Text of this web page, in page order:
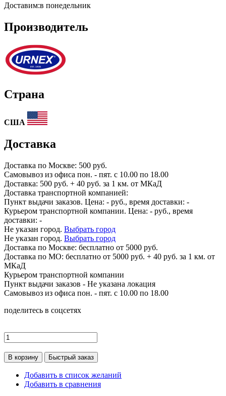
Доставим:в понедельник
Производитель
Страна
США
Доставка
Доставка по Москве: 500 руб.
Самовывоз из офиса пон. - пят. с 10.00 по 18.00
Доставка: 500 руб. + 40 руб. за 1 км. от МКаД
Доставка транспортной компанией:
Пункт выдачи заказов. Цена: - руб., время доставки: -
Курьером транспортной компании. Цена: - руб., время
доставки: -
Не указан город. Выбрать город
Не указан город. Выбрать город
Доставка по Москве: бесплатно от 5000 руб.
Доставка по МО: бесплатно от 5000 руб. + 40 руб. за 1 км. от
МКаД
Курьером транспортной компании
Пункт выдачи заказов - Не указана локация
Самовывоз из офиса пон. - пят. с 10.00 по 18.00
поделитесь в соцсетях
В корзину Быстрый заказ
Добавить в список желаний
Добавить в сравнения